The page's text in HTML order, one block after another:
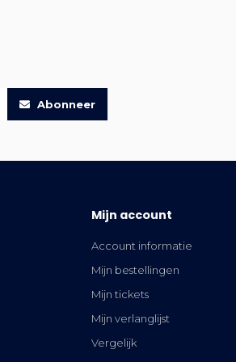
Abonneer
Mijn account
Account informatie
Mijn bestellingen
Mijn tickets
Mijn verlanglijst
Vergelijk